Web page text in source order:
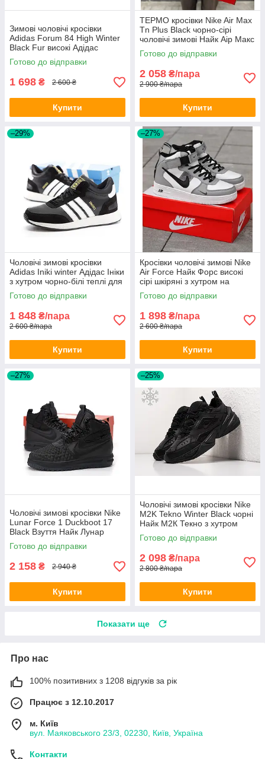
Зимові чоловічі кросівки
Adidas Forum 84 High Winter
Black Fur високі Адідас
Форум з хутром чорні
Готово до відправки
1 698 ₴ 2 600 ₴
Купити
ТЕРМО кросівки Nike Air Max
Tn Plus Black чорно-сірі
чоловічі зимові Найк Аір Макс
Плюс ТН теплі осінь зима
Готово до відправки
2 058 ₴/пара
2 900 ₴/пара
Купити
–29%
Чоловічі зимові кросівки
Adidas Iniki winter Адідас Ініки
з хутром чорно-білі теплі для
зими
Готово до відправки
1 848 ₴/пара
2 600 ₴/пара
Купити
–27%
Кросівки чоловічі зимові Nike
Air Force Найк Форс високі
сірі шкіряні з хутром на
липучці
Готово до відправки
1 898 ₴/пара
2 600 ₴/пара
Купити
–27%
Чоловічі зимові кросівки Nike
Lunar Force 1 Duckboot 17
Black Взуття Найк Лунар
Форс чорні високі з хутром
Готово до відправки
2 158 ₴ 2 940 ₴
Купити
–25%
Чоловічі зимові кросівки Nike
M2K Tekno Winter Black чорні
Найк М2К Текно з хутром
шкіряні теплі
Готово до відправки
2 098 ₴/пара
2 800 ₴/пара
Купити
Показати ще
Про нас
100% позитивних з 1208 відгуків за рік
Працює з 12.10.2017
м. Київ
вул. Маяковського 23/3, 02230, Київ, Україна
Контакти